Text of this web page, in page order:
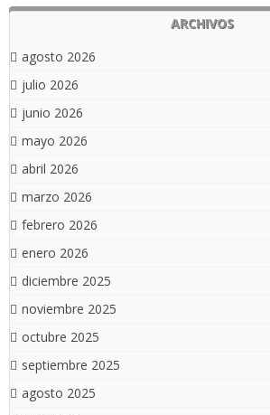
ARCHIVOS
agosto 2026
julio 2026
junio 2026
mayo 2026
abril 2026
marzo 2026
febrero 2026
enero 2026
diciembre 2025
noviembre 2025
octubre 2025
septiembre 2025
agosto 2025